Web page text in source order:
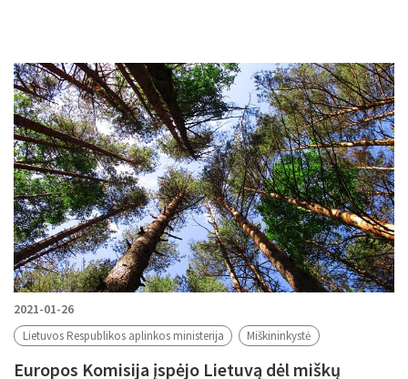
2021-01-26
Lietuvos Respublikos aplinkos ministerija Miškininkystė
Europos Komisija įspėjo Lietuvą dėl miškų